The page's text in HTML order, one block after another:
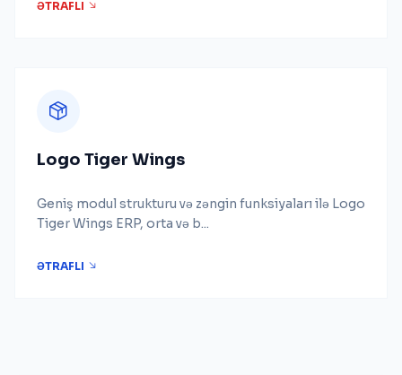
ƏTRAFLI
Logo Tiger Wings
Geniş modul strukturu və zəngin funksiyaları ilə Logo
Tiger Wings ERP, orta və b...
ƏTRAFLI